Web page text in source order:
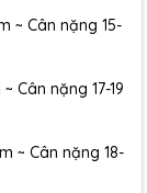
~ Cân nặng 15-
Cân nặng 17-19
~ Cân nặng 18-